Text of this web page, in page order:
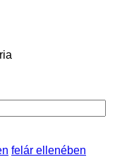
felár ellenében